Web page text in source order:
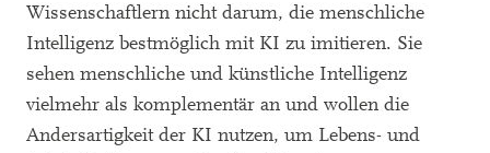
Wissenschaftlern nicht darum, die menschliche
Intelligenz bestmöglich mit KI zu imitieren. Sie
sehen menschliche und künstliche Intelligenz
vielmehr als komplementär an und wollen die
Andersartigkeit der KI nutzen, um Lebens- und